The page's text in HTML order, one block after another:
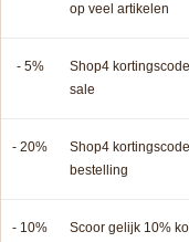
op veel artikelen
- 5%
Shop4
sale
- 20%
Shop4
bestelling
- 10% Scoor gelijk 10%